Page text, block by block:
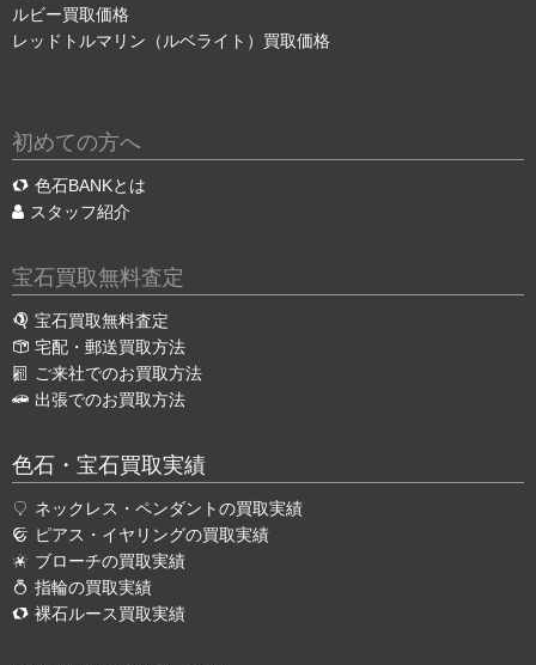
ルビー買取価格
レッドトルマリン（ルベライト）買取価格
初めての方へ
色石BANKとは
スタッフ紹介
宝石買取無料査定
宝石買取無料査定
宅配・郵送買取方法
ご来社でのお買取方法
出張でのお買取方法
色石・宝石買取実績
ネックレス・ペンダントの買取実績
ピアス・イヤリングの買取実績
ブローチの買取実績
指輪の買取実績
裸石ルース買取実績